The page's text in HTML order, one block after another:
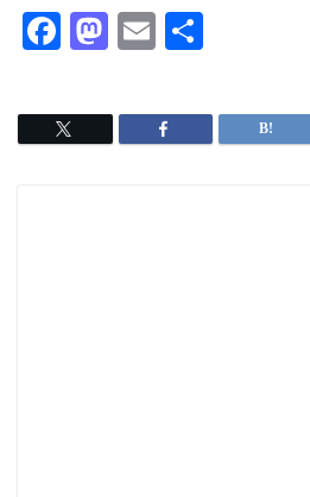
F
c
e
M
s
t
E
ai
l